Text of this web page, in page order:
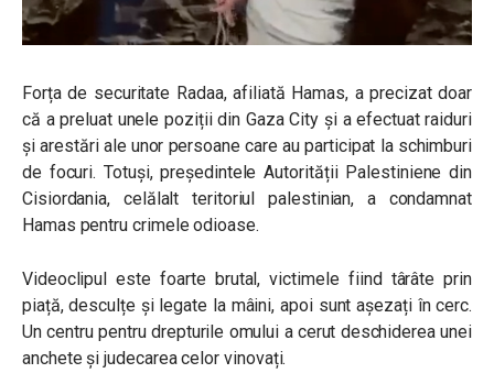
Forța de securitate Radaa, afiliată Hamas, a precizat doar
că a preluat unele poziții din Gaza City și a efectuat raiduri
și arestări ale unor persoane care au participat la schimburi
de focuri. Totuși, președintele Autorității Palestiniene din
Cisiordania, celălalt teritoriul palestinian, a condamnat
Hamas pentru crimele odioase.
Videoclipul este foarte brutal, victimele fiind târâte prin
piață, desculțe și legate la mâini, apoi sunt așezați în cerc.
Un centru pentru drepturile omului a cerut deschiderea unei
anchete și judecarea celor vinovați.